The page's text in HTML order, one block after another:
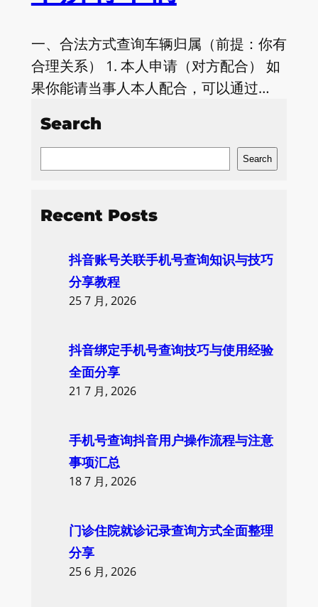
一、合法方式查询车辆归属（前提：你有
合理关系） 1. 本人申请（对方配合） 如
果你能请当事人本人配合，可以通过…
Search
r
Search
Recent Posts
抖音账号关联手机号查询知识与技巧
分享教程
25 7 月, 2026
抖音绑定手机号查询技巧与使用经验
全面分享
21 7 月, 2026
手机号查询抖音用户操作流程与注意
事项汇总
18 7 月, 2026
门诊住院就诊记录查询方式全面整理
分享
25 6 月, 2026